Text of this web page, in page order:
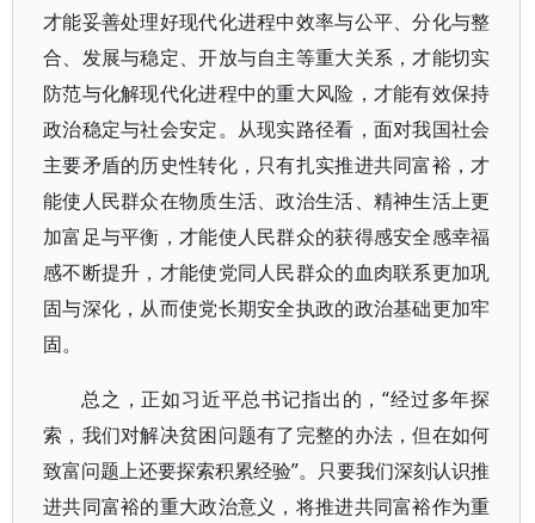
才能妥善处理好现代化进程中效率与公平、分化与整
合、发展与稳定、开放与自主等重大关系，才能切实
防范与化解现代化进程中的重大风险，才能有效保持
政治稳定与社会安定。从现实路径看，面对我国社会
主要矛盾的历史性转化，只有扎实推进共同富裕，才
能使人民群众在物质生活、政治生活、精神生活上更
加富足与平衡，才能使人民群众的获得感安全感幸福
感不断提升，才能使党同人民群众的血肉联系更加巩
固与深化，从而使党长期安全执政的政治基础更加牢
固。
总之，正如习近平总书记指出的，“经过多年探
索，我们对解决贫困问题有了完整的办法，但在如何
致富问题上还要探索积累经验”。只要我们深刻认识推
进共同富裕的重大政治意义，将推进共同富裕作为重